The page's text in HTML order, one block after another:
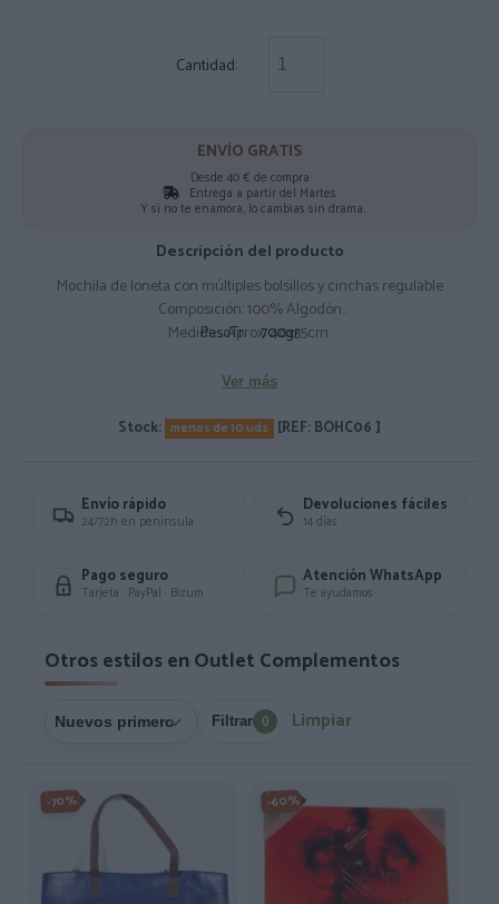
Cantidad:
ENVÍO GRATIS
Desde 40 € de compra
Entrega a partir del Martes
Y si no te enamora, lo cambias sin drama.
Descripción del producto
Mochila de loneta con múltiples bolsillos y cinchas regulable
Composición: 100% Algodón
Medidas Aprox: 40x35cm.
PesoTr: 700gr
Ver más
Stock: menos de 10 uds [REF: BOHC06 ]
Envío rápido
24/72h en península
Devoluciones fáciles
14 días
Pago seguro
Tarjeta · PayPal · Bizum
Atención WhatsApp
Te ayudamos
Otros estilos en Outlet Complementos
Filtrar 0 Limpiar
-70% -60%